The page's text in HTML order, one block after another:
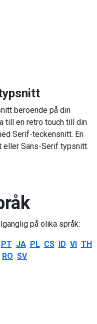
beroende på din
till en retro touch till din
Serif-teckensnitt. En
Sans-Serif typsnitt.
på olika språk:
PT JA PL CS ID VI TH
RO SV